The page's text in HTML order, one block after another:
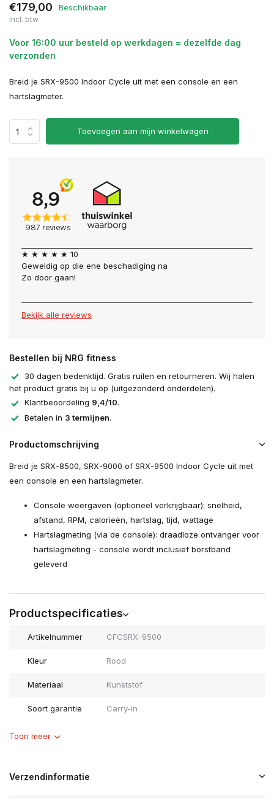
€179,00 Beschikbaar
Incl. btw
Voor 16:00 uur besteld op werkdagen = dezelfde dag
verzonden
Breid je SRX-9500 Indoor Cycle uit met een console en een
hartslagmeter.
Toevoegen aan mijn winkelwagen
★ ★ ★ ★ ★ 10
Geweldig op die ene beschadiging na
Zo door gaan!
Bekijk alle reviews
Bestellen bij NRG fitness
30 dagen bedenktijd. Gratis ruilen en retourneren. Wij halen
het product gratis bij u op (uitgezonderd onderdelen).
Klantbeoordeling 9,4/10.
Betalen in 3 termijnen.
Productomschrijving
Breid je SRX-8500, SRX-9000 of SRX-9500 Indoor Cycle uit met
een console en een hartslagmeter.
Console weergaven (optioneel verkrijgbaar): snelheid,
afstand, RPM, calorieën, hartslag, tijd, wattage
Hartslagmeting (via de console): draadloze ontvanger voor
hartslagmeting - console wordt inclusief borstband
geleverd
Productspecificaties
Artikelnummer CFCSRX-9500
Kleur Rood
Materiaal Kunststof
Soort garantie Carry-in
Toon meer
Verzendinformatie